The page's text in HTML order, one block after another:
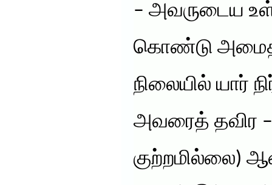
– அவருடைய
கொண்டு
நிலையில் யார்
அவரைத் தவிர
குற்றமில்லை)